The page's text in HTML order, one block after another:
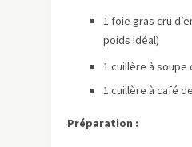
1 foie gras cru
poids idéal)
1 cuillère à soupe
1 cuillère à café
Préparation :